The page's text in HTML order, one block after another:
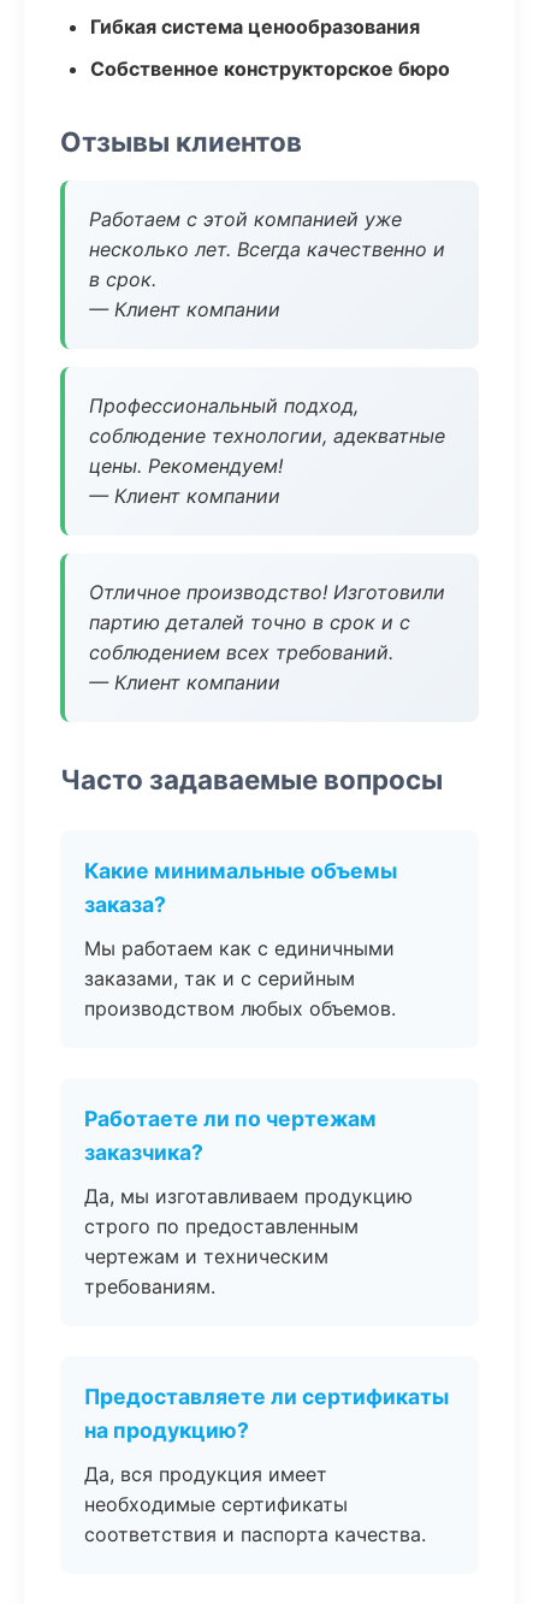
Гибкая система ценообразования
Собственное конструкторское бюро
Отзывы клиентов
Работаем с этой компанией уже
несколько лет. Всегда качественно и
в срок.
— Клиент компании
Профессиональный подход,
соблюдение технологии, адекватные
цены. Рекомендуем!
— Клиент компании
Отличное производство! Изготовили
партию деталей точно в срок и с
соблюдением всех требований.
— Клиент компании
Часто задаваемые вопросы
Какие минимальные объемы
заказа?
Мы работаем как с единичными
заказами, так и с серийным
производством любых объемов.
Работаете ли по чертежам
заказчика?
Да, мы изготавливаем продукцию
строго по предоставленным
чертежам и техническим
требованиям.
Предоставляете ли сертификаты
на продукцию?
Да, вся продукция имеет
необходимые сертификаты
соответствия и паспорта качества.